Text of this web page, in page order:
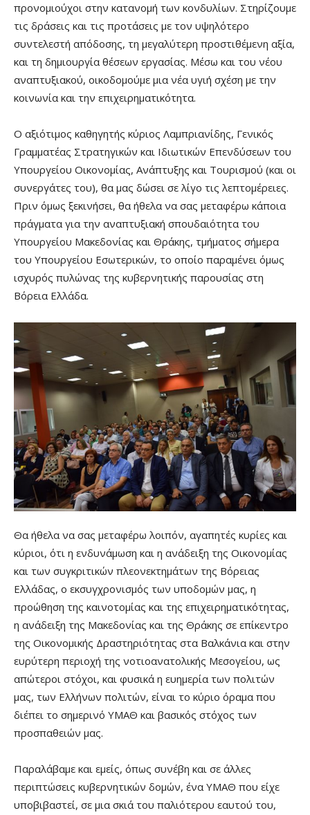
προνομιούχοι στην κατανομή των κονδυλίων. Στηρίζουμε
τις δράσεις και τις προτάσεις με τον υψηλότερο
συντελεστή απόδοσης, τη μεγαλύτερη προστιθέμενη αξία,
και τη δημιουργία θέσεων εργασίας. Μέσω και του νέου
αναπτυξιακού, οικοδομούμε μια νέα υγιή σχέση με την
κοινωνία και την επιχειρηματικότητα.
Ο αξιότιμος καθηγητής κύριος Λαμπριανίδης, Γενικός
Γραμματέας Στρατηγικών και Ιδιωτικών Επενδύσεων του
Υπουργείου Οικονομίας, Ανάπτυξης και Τουρισμού (και οι
συνεργάτες του), θα μας δώσει σε λίγο τις λεπτομέρειες.
Πριν όμως ξεκινήσει, θα ήθελα να σας μεταφέρω κάποια
πράγματα για την αναπτυξιακή σπουδαιότητα του
Υπουργείου Μακεδονίας και Θράκης, τμήματος σήμερα
του Υπουργείου Εσωτερικών, το οποίο παραμένει όμως
ισχυρός πυλώνας της κυβερνητικής παρουσίας στη
Βόρεια Ελλάδα.
Θα ήθελα να σας μεταφέρω λοιπόν, αγαπητές κυρίες και
κύριοι, ότι η ενδυνάμωση και η ανάδειξη της Οικονομίας
και των συγκριτικών πλεονεκτημάτων της Βόρειας
Ελλάδας, ο εκσυγχρονισμός των υποδομών μας, η
προώθηση της καινοτομίας και της επιχειρηματικότητας,
η ανάδειξη της Μακεδονίας και της Θράκης σε επίκεντρο
της Οικονομικής Δραστηριότητας στα Βαλκάνια και στην
ευρύτερη περιοχή της νοτιοανατολικής Μεσογείου, ως
απώτεροι στόχοι, και φυσικά η ευημερία των πολιτών
μας, των Ελλήνων πολιτών, είναι το κύριο όραμα που
διέπει το σημερινό ΥΜΑΘ και βασικός στόχος των
προσπαθειών μας.
Παραλάβαμε και εμείς, όπως συνέβη και σε άλλες
περιπτώσεις κυβερνητικών δομών, ένα ΥΜΑΘ που είχε
υποβιβαστεί, σε μια σκιά του παλιότερου εαυτού του,